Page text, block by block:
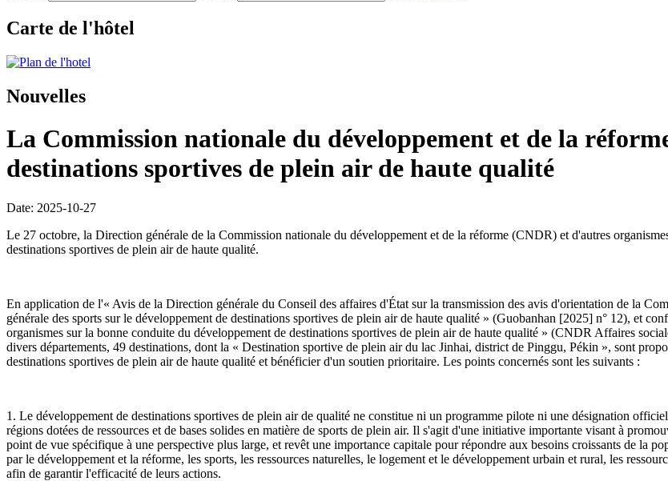
Carte de l'hôtel
Nouvelles
La Commission nationale du développement et de la
destinations sportives de plein air de haute qualité
Date: 2025-10-27
Le 27 octobre, la Direction générale de la Commission nationale du développement et de la réforme (CNDR) et d'autres
destinations sportives de plein air de haute qualité.
En application de l'« Avis de la Direction générale du Conseil des affaires d'État sur la transmission des avis d'orientation de la
générale des sports sur le développement de destinations sportives de plein air de haute qualité » (Guobanhan [2025] n° 12), et
organismes sur la bonne conduite du développement de destinations sportives de plein air de haute qualité » (CNDR Affaires
divers départements, 49 destinations, dont la « Destination sportive de plein air du lac Jinhai, district de Pinggu, Pékin », sont
destinations sportives de plein air de haute qualité et bénéficier d'un soutien prioritaire. Les points concernés sont les suivants :
1. Le développement de destinations sportives de plein air de qualité ne constitue ni un programme pilote ni une désignation
régions dotées de ressources et de bases solides en matière de sports de plein air. Il s'agit d'une initiative importante visant à
point de vue spécifique à une perspective plus large, et revêt une importance capitale pour répondre aux besoins croissants de la
par le développement et la réforme, les sports, les ressources naturelles, le logement et le développement urbain et rural, les
afin de garantir l'efficacité de leurs actions.